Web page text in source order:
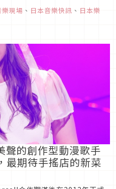
吧！
樂現場 、 日本音樂快訊 、 日本樂
聲的創作型動漫歌手
期待手搖店的新菜